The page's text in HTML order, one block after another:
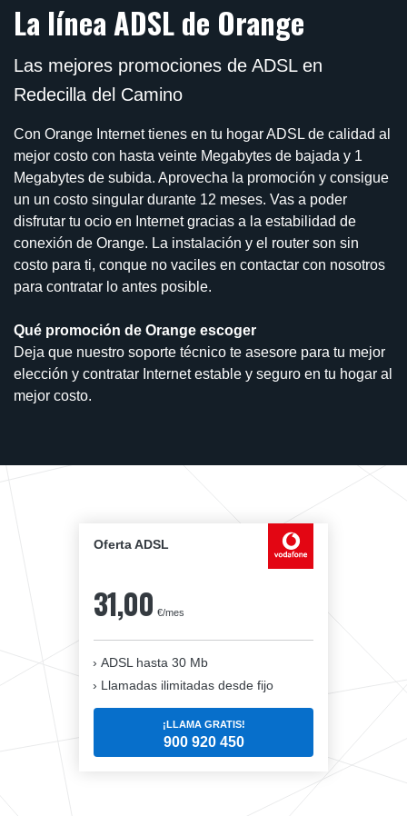
La línea ADSL de Orange
Las mejores promociones de ADSL en
Redecilla del Camino
Con Orange Internet tienes en tu hogar ADSL de calidad al
mejor costo con hasta veinte Megabytes de bajada y 1
Megabytes de subida. Aprovecha la promoción y consigue
un un costo singular durante 12 meses. Vas a poder
disfrutar tu ocio en Internet gracias a la estabilidad de
conexión de Orange. La instalación y el router son sin
costo para ti, conque no vaciles en contactar con nosotros
para contratar lo antes posible.
Qué promoción de Orange escoger
Deja que nuestro soporte técnico te asesore para tu mejor
elección y contratar Internet estable y seguro en tu hogar al
mejor costo.
Oferta ADSL
31,00 €/mes
ADSL hasta 30 Mb
Llamadas ilimitadas desde fijo
¡LLAMA GRATIS!
900 920 450